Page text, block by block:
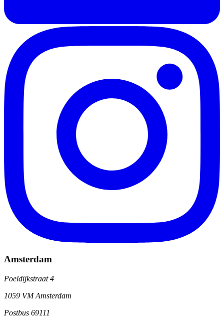
Amsterdam
Poeldijkstraat 4
1059 VM Amsterdam
Postbus 69111